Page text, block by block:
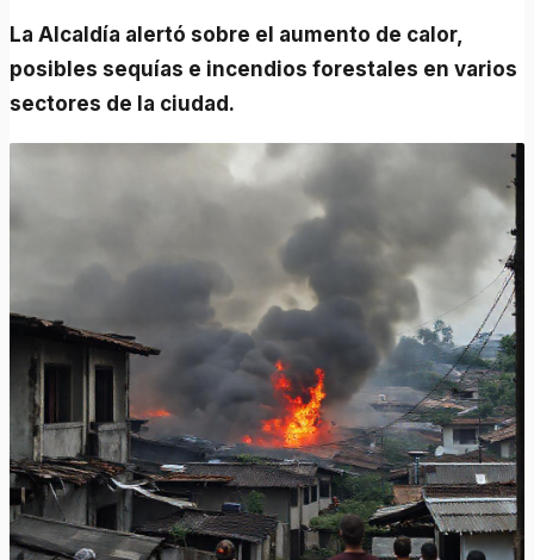
La Alcaldía alertó sobre el aumento de calor,
posibles sequías e incendios forestales en varios
sectores de la ciudad.